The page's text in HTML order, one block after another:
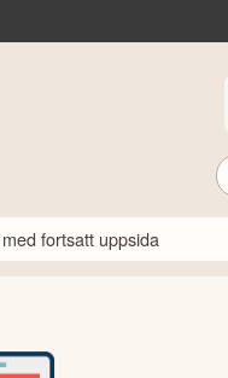
fortsatt uppsida